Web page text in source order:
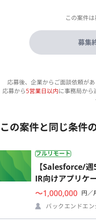
この案件は
募集
応募後、企業からご面談依頼が
応募から5営業日以内に事務局から
この案件と同じ条件
フルリモート
【Salesforce/
IR向けアプリケ
〜1,000,000 円／
バックエンドエン